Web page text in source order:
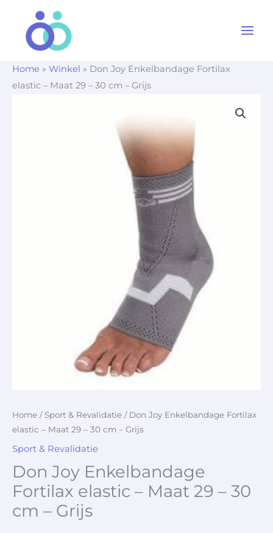
Home » Winkel » Don Joy Enkelbandage Fortilax
elastic – Maat 29 – 30 cm – Grijs
Home / Sport & Revalidatie / Don Joy Enkelbandage Fortilax
elastic – Maat 29 – 30 cm – Grijs
Sport & Revalidatie
Don Joy Enkelbandage
Fortilax elastic – Maat 29 – 30
cm – Grijs